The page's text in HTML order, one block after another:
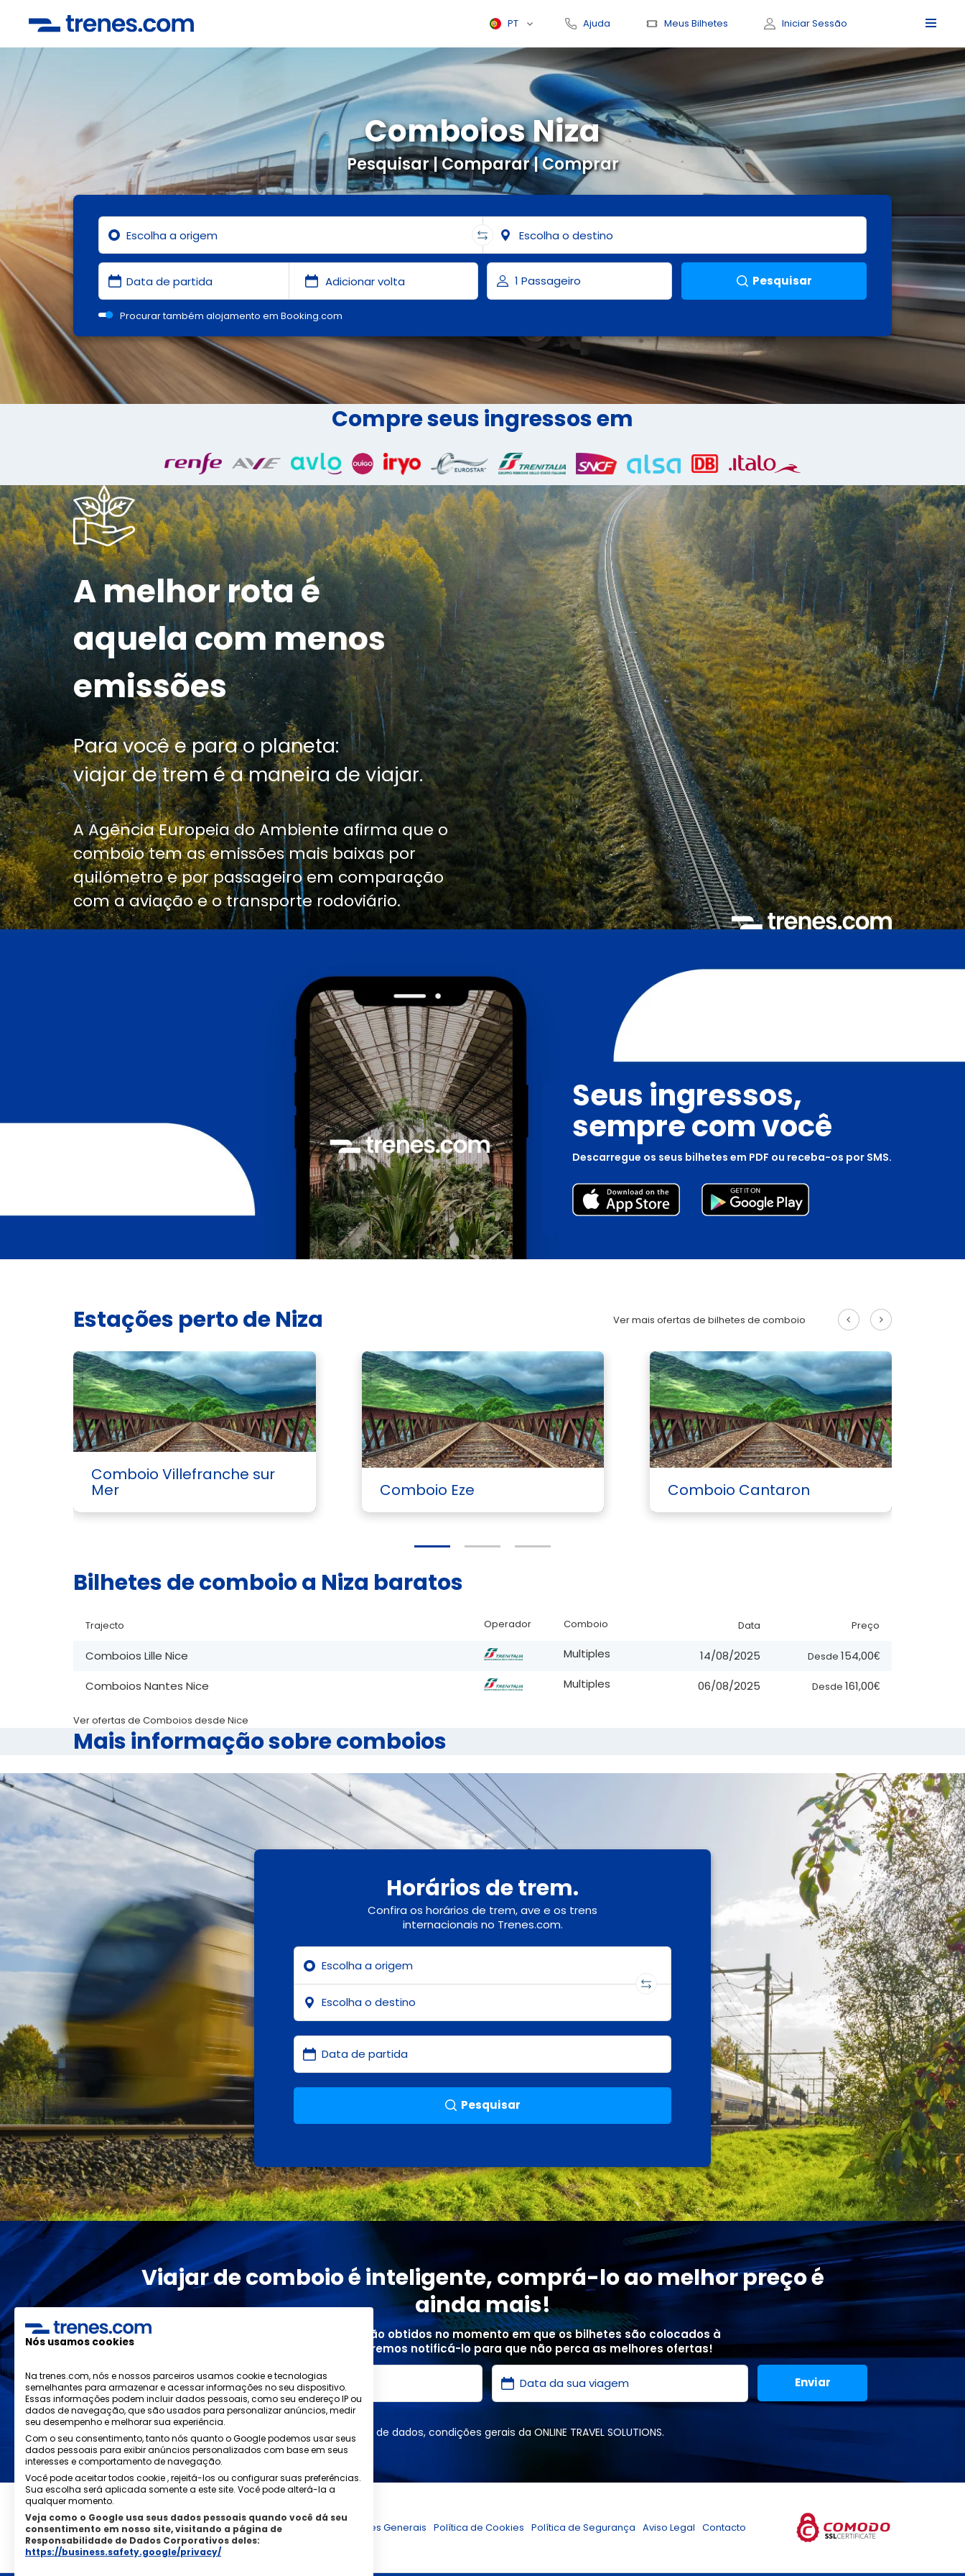
PT Ajuda Meus Bilhetes Iniciar Sessão
Pesquisar | Comparar | Comprar
Comboios Niza
Pesquisar
Procurar também alojamento em Booking.com
Compre seus ingressos em
A melhor rota é
aquela com menos
emissões
Para você e para o planeta:
viajar de trem é a maneira de viajar.
A Agência Europeia do Ambiente afirma que o
comboio tem as emissões mais baixas por
quilómetro e por passageiro em comparação
com a aviação e o transporte rodoviário.
Seus ingressos,
sempre com você
Descarregue os seus bilhetes em PDF ou receba-os por SMS.
Estações perto de Niza Ver mais ofertas de bilhetes de comboio
Comboio Villefranche sur
Mer Comboio Eze Comboio Cantaron
Bilhetes de comboio a Niza baratos
Trajecto Operador Comboio Data Preço
Comboios Lille Nice Multiples 14/08/2025 Desde 154,00€
Comboios Nantes Nice Multiples 06/08/2025 Desde 161,00€
Ver ofertas de Comboios desde Nice
Mais informação sobre comboios
Horários de trem.
Confira os horários de trem, ave e os trens
internacionais no Trenes.com.
Pesquisar
Viajar de comboio é inteligente, comprá-lo ao melhor preço é
ainda mais!
Os melhores preços são obtidos no momento em que os bilhetes são colocados à
venda, subscreva e iremos notificá-lo para que não perca as melhores ofertas!
Li e aceito as políticas de privacidade proteção de dados, condições gerais da ONLINE TRAVEL SOLUTIONS.
Política de Privacidade Condições Generais Política de Cookies Política de Segurança Aviso Legal Contacto
Nós usamos cookies
Na trenes.com, nós e nossos parceiros usamos cookie e tecnologias
semelhantes para armazenar e acessar informações no seu dispositivo.
Essas informações podem incluir dados pessoais, como seu endereço IP ou
dados de navegação, que são usados ​​para personalizar anúncios, medir
seu desempenho e melhorar sua experiência.
Com o seu consentimento, tanto nós quanto o Google podemos usar seus
dados pessoais para exibir anúncios personalizados com base em seus
interesses e comportamento de navegação.
Você pode aceitar todos cookie , rejeitá-los ou configurar suas preferências.
Sua escolha será aplicada somente a este site. Você pode alterá-la a
qualquer momento.
Veja como o Google usa seus dados pessoais quando você dá seu
consentimento em nosso site, visitando a página de
Responsabilidade de Dados Corporativos deles:
https://business.safety.google/privacy/